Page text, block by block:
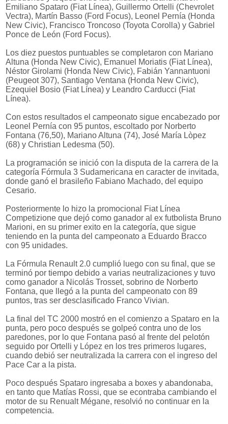
Emiliano Spataro (Fiat Línea), Guillermo Ortelli (Chevrolet
Vectra), Martín Basso (Ford Focus), Leonel Pernía (Honda
New Civic), Francisco Troncoso (Toyota Corolla) y Gabriel
Ponce de León (Ford Focus).
Los diez puestos puntuables se completaron con Mariano
Altuna (Honda New Civic), Emanuel Moriatis (Fiat Línea),
Néstor Girolami (Honda New Civic), Fabián Yannantuoni
(Peugeot 307), Santiago Ventana (Honda New Civic),
Ezequiel Bosio (Fiat Línea) y Leandro Carducci (Fiat
Línea).
Con estos resultados el campeonato sigue encabezado por
Leonel Pernía con 95 puntos, escoltado por Norberto
Fontana (76,50), Mariano Altuna (74), José María Lòpez
(68) y Christian Ledesma (50).
La programación se inició con la disputa de la carrera de la
categoría Fórmula 3 Sudamericana en caracter de invitada,
donde ganó el brasileño Fabiano Machado, del equipo
Cesario.
Posteriormente lo hizo la promocional Fiat Línea
Competizione que dejó como ganador al ex futbolista Bruno
Marioni, en su primer exito en la categoría, que sigue
teniendo en la punta del campeonato a Eduardo Bracco
con 95 unidades.
La Fórmula Renault 2.0 cumplió luego con su final, que se
terminó por tiempo debido a varias neutralizaciones y tuvo
como ganador a Nicolás Trosset, sobrino de Norberto
Fontana, que llegó a la punta del campeonato con 89
puntos, tras ser desclasificado Franco Vivian.
La final del TC 2000 mostró en el comienzo a Spataro en la
punta, pero poco después se golpeó contra uno de los
paredones, por lo que Fontana pasó al frente del pelotón
seguido por Ortelli y López en los tres primeros lugares,
cuando debió ser neutralizada la carrera con el ingreso del
Pace Car a la pista.
Poco después Spataro ingresaba a boxes y abandonaba,
en tanto que Matías Rossi, que se econtraba cambiando el
motor de su Renualt Mégane, resolvió no continuar en la
competencia.